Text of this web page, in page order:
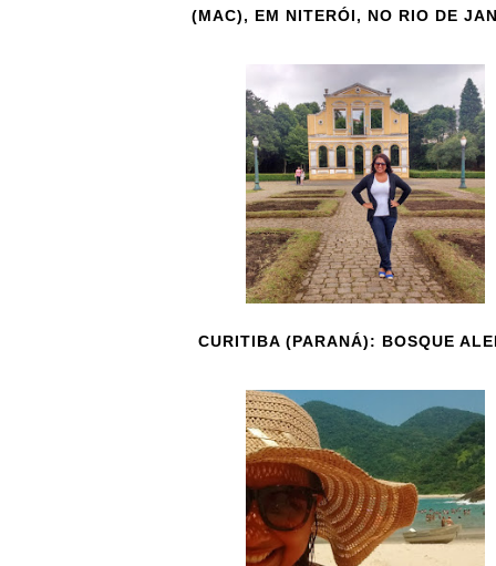
(MAC), EM NITERÓI, NO RIO DE
CURITIBA (PARANÁ): BOSQUE